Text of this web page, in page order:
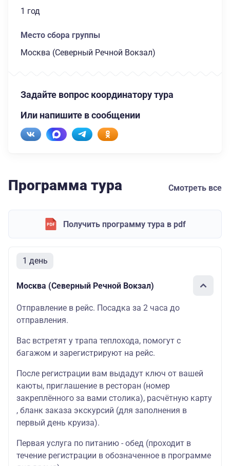
1 год
Место сбора группы
Москва (Северный Речной Вокзал)
Задайте вопрос координатору тура
Или напишите в сообщении
Программа тура Смотреть все
Получить программу тура в pdf
1 день
Москва (Северный Речной Вокзал)
Отправление в рейс. Посадка за 2 часа до
отправления.
Вас встретят у трапа теплохода, помогут с
багажом и зарегистрируют на рейс.
После регистрации вам выдадут ключ от вашей
каюты, приглашение в ресторан (номер
закреплённого за вами столика), расчётную карту
, бланк заказа экскурсий (для заполнения в
первый день круиза).
Первая услуга по питанию - обед (проходит в
течение регистрации в обозначенное в программе